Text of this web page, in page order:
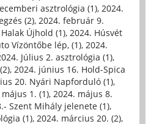
asztrológia (1), 2024.
(2), 2024. február 9.
Újhold (1), 2024. Húsvét
Vízöntőbe lép, (1), 2024.
Július 2. asztrológia (1),
, 2024. június 16. Hold-Spica
20. Nyári Napforduló (1),
1. (1), 2024. május 8.
Szent Mihály jelenete (1),
(1), 2024. március 20. (2),